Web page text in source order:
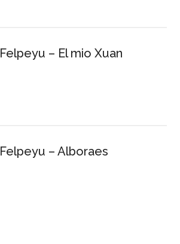
Felpeyu – El mio Xuan
Felpeyu – Alboraes